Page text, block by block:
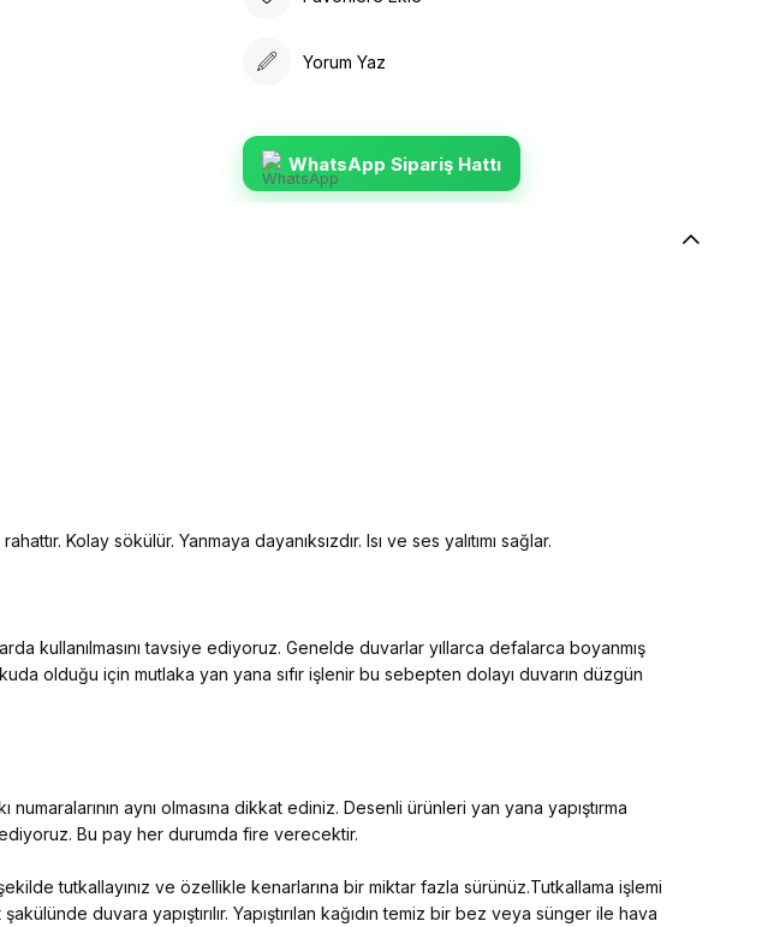
Yorum Yaz
WhatsApp Sipariş Hattı
Kolay sökülür. Yanmaya dayanıksızdır. Isı ve ses yalıtımı sağlar.
kullanılmasını tavsiye ediyoruz. Genelde duvarlar yıllarca defalarca boyanmış
olduğu için mutlaka yan yana sıfır işlenir bu sebepten dolayı duvarın düzgün
aynı olmasına dikkat ediniz. Desenli ürünleri yan yana yapıştırma
Bu pay her durumda fire verecektir.
tutkallayınız ve özellikle kenarlarına bir miktar fazla sürünüz.Tutkallama işlemi
duvara yapıştırılır. Yapıştırılan kağıdın temiz bir bez veya sünger ile hava